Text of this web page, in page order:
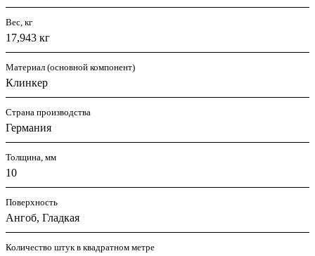
Вес, кг
17,943 кг
Материал (основной компонент)
Клинкер
Страна производства
Германия
Толщина, мм
10
Поверхность
Ангоб, Гладкая
Количество штук в квадратном метре